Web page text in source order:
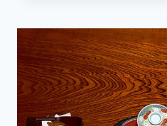
間
——
CLOUDY